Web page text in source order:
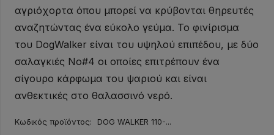
αγριόχορτα όπου μπορεί να κρύβονται θηρευτές
αναζητώντας ένα εύκολο γεύμα. Το φινίρισμα
του DogWalker είναι του υψηλού επιπέδου, με δύο
σαλαγκιές No#4 οι οποίες επιτρέπουν ένα
σίγουρο κάρφωμα του ψαριού και είναι
ανθεκτικές στο θαλασσινό νερό.
Κωδικός προϊόντος: DOG WALKER 110-...